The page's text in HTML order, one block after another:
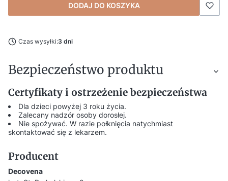
DODAJ DO KOSZYKA
Czas wysyłki:3 dni
Bezpieczeństwo produktu
Certyfikaty i ostrzeżenie bezpieczeństwa
Dla dzieci powyżej 3 roku życia.
Zalecany nadzór osoby dorosłej.
Nie spożywać. W razie połknięcia natychmiast
skontaktować się z lekarzem.
Producent
Decovena